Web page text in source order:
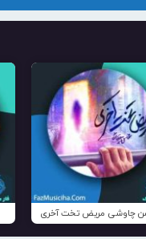
چاوشی مریض تخت آخری